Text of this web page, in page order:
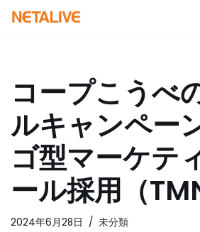
ン
ツ
へ
ス
キ
プ
コープこうべ
ルキャンペー
ゴ型マーケテ
ール採用（
2024年6月28日 未分類